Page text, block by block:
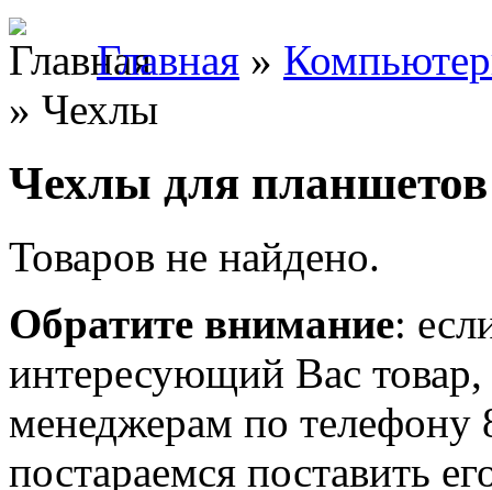
Главная »
» Чехлы
Чехлы для планшетов
Товаров не найдено.
Обратите внимание:
интересующий Вас
менеджерам по
постараемся поставить